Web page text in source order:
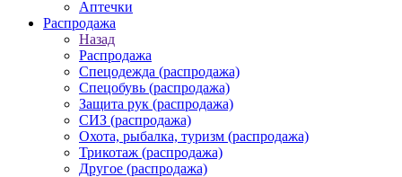
Аптечки
Распродажа
Назад
Распродажа
Спецодежда (распродажа)
Спецобувь (распродажа)
Защита рук (распродажа)
СИЗ (распродажа)
Охота, рыбалка, туризм (распродажа)
Трикотаж (распродажа)
Другое (распродажа)